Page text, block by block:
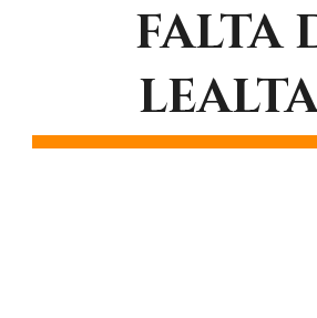
FALTA